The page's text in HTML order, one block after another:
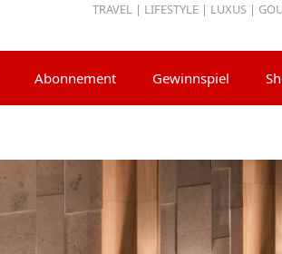
TRAVEL | LIFESTYLE | LUXUS |
Abonnement Gewinnspiel